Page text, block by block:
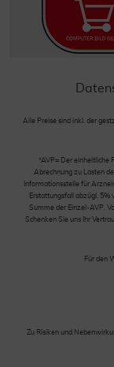
Alle Preise sind inkl. der
*AVP= Der einheitliche
Abrechnung zu Lasten
Informationsstelle für
Erstattungsfall abzügl. 5%
Summe der Einzel-AVP.
Schenken Sie uns Ihr
Für den
Zu Risiken und